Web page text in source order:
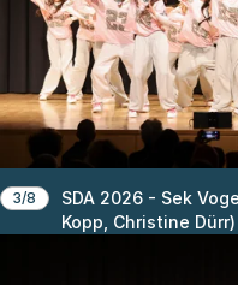
3/8
SDA 2026 - Sek
Kopp, Christine Dürr)